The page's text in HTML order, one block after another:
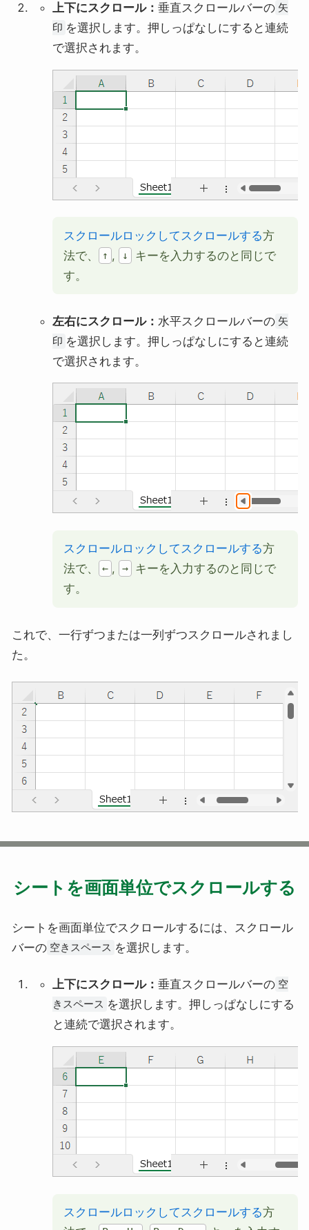
上下にスクロール： 垂直スクロールバーの 矢
印 を選択します。押しっぱなしにすると連続
で選択されます。
スクロールロックしてスクロールする方
法で、
↑ , ↓
キーを入力するのと同じで
す。
左右にスクロール： 水平スクロールバーの 矢
印 を選択します。押しっぱなしにすると連続
で選択されます。
スクロールロックしてスクロールする方
法で、
← , →
キーを入力するのと同じで
す。
これで、一行ずつまたは一列ずつスクロールされまし
た。
シートを画面単位でスクロールする
シートを画面単位でスクロールするには、スクロール
バーの 空きスペース を選択します。
上下にスクロール： 垂直スクロールバーの 空
きスペース を選択します。押しっぱなしにする
と連続で選択されます。
スクロールロックしてスクロールする方